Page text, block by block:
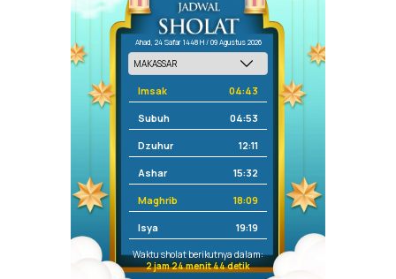
Ahad, 24 Safar 1448 H / 09 Agustus 2026
Imsak 04:43
Subuh 04:53
Dzuhur 12:11
Ashar 15:32
Maghrib 18:09
Isya 19:19
Waktu sholat berikutnya dalam:
2 jam 24 menit 44 detik